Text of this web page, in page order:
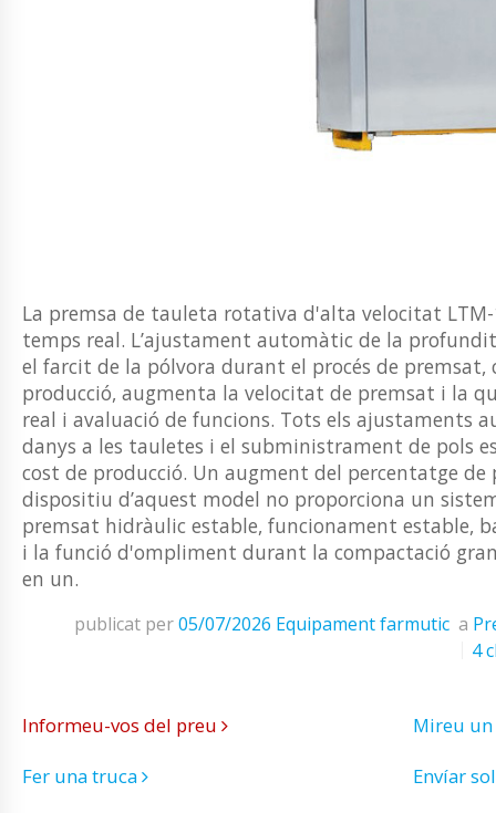
La premsa de tauleta rotativa d'alta velocitat
temps real. L’ajustament automàtic de la
el farcit de la pólvora durant el procés de
producció, augmenta la velocitat de premsat i la
real i avaluació de funcions. Tots els
danys a les tauletes i el subministrament de pols
cost de producció. Un augment del percentatge
dispositiu d’aquest model no proporciona un
premsat hidràulic estable, funcionament estable,
i la funció d'ompliment durant la compactació
en un.
publicat per05/07/2026 Equipament farmutic a
4
Informeu-vos del preu
Mireu
Fer una truca
Envíar